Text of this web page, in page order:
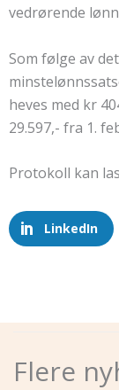
vedrørende
Som følge av
heves med kr
29.597,- fra 1.
Protokoll kan
LinkedIn
Flere